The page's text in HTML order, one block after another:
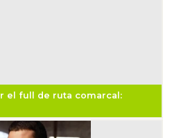
el full de ruta comarcal: